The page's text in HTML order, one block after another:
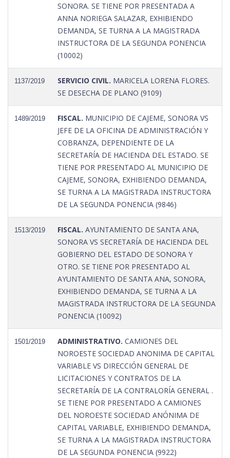
SONORA. SE TIENE POR PRESENTADA A
ANNA NORIEGA SALAZAR, EXHIBIENDO
DEMANDA, SE TURNA A LA MAGISTRADA
INSTRUCTORA DE LA SEGUNDA PONENCIA
(10002)
1137/2019 SERVICIO CIVIL. MARICELA LORENA FLORES.
SE DESECHA DE PLANO (9109)
1489/2019 FISCAL. MUNICIPIO DE CAJEME, SONORA VS
JEFE DE LA OFICINA DE ADMINISTRACIÓN Y
COBRANZA, DEPENDIENTE DE LA
SECRETARÍA DE HACIENDA DEL ESTADO. SE
TIENE POR PRESENTADO AL MUNICIPIO DE
CAJEME, SONORA, EXHIBIENDO DEMANDA,
SE TURNA A LA MAGISTRADA INSTRUCTORA
DE LA SEGUNDA PONENCIA (9846)
1513/2019 FISCAL. AYUNTAMIENTO DE SANTA ANA,
SONORA VS SECRETARÍA DE HACIENDA DEL
GOBIERNO DEL ESTADO DE SONORA Y
OTRO. SE TIENE POR PRESENTADO AL
AYUNTAMIENTO DE SANTA ANA, SONORA,
EXHIBIENDO DEMANDA, SE TURNA A LA
MAGISTRADA INSTRUCTORA DE LA SEGUNDA
PONENCIA (10092)
1501/2019 ADMINISTRATIVO. CAMIONES DEL
NOROESTE SOCIEDAD ANONIMA DE CAPITAL
VARIABLE VS DIRECCIÓN GENERAL DE
LICITACIONES Y CONTRATOS DE LA
SECRETARÍA DE LA CONTRALORÍA GENERAL .
SE TIENE POR PRESENTADO A CAMIONES
DEL NOROESTE SOCIEDAD ANÓNIMA DE
CAPITAL VARIABLE, EXHIBIENDO DEMANDA,
SE TURNA A LA MAGISTRADA INSTRUCTORA
DE LA SEGUNDA PONENCIA (9922)